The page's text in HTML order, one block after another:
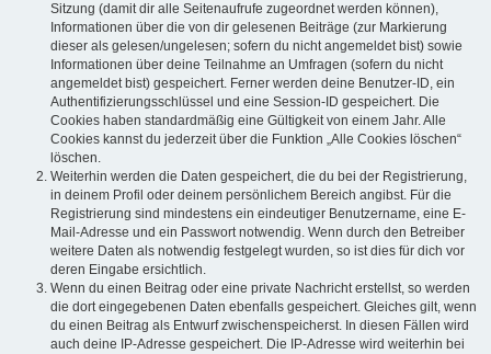
Sitzung (damit dir alle Seitenaufrufe zugeordnet werden können),
Informationen über die von dir gelesenen Beiträge (zur Markierung
dieser als gelesen/ungelesen; sofern du nicht angemeldet bist) sowie
Informationen über deine Teilnahme an Umfragen (sofern du nicht
angemeldet bist) gespeichert. Ferner werden deine Benutzer-ID, ein
Authentifizierungsschlüssel und eine Session-ID gespeichert. Die
Cookies haben standardmäßig eine Gültigkeit von einem Jahr. Alle
Cookies kannst du jederzeit über die Funktion „Alle Cookies löschen“
löschen.
Weiterhin werden die Daten gespeichert, die du bei der Registrierung,
in deinem Profil oder deinem persönlichem Bereich angibst. Für die
Registrierung sind mindestens ein eindeutiger Benutzername, eine E-
Mail-Adresse und ein Passwort notwendig. Wenn durch den Betreiber
weitere Daten als notwendig festgelegt wurden, so ist dies für dich vor
deren Eingabe ersichtlich.
Wenn du einen Beitrag oder eine private Nachricht erstellst, so werden
die dort eingegebenen Daten ebenfalls gespeichert. Gleiches gilt, wenn
du einen Beitrag als Entwurf zwischenspeicherst. In diesen Fällen wird
auch deine IP-Adresse gespeichert. Die IP-Adresse wird weiterhin bei